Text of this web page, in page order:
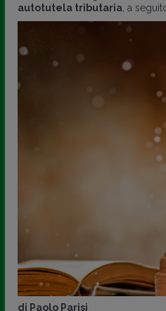
autotutela tributaria, a
di Paolo Parisi